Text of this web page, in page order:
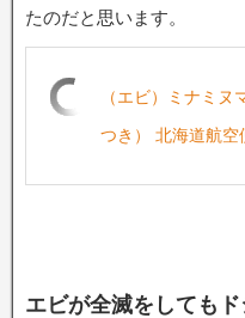
たのだと思います。
（エビ）ミナミ
つき） 北海道航空
エビが全滅をしても